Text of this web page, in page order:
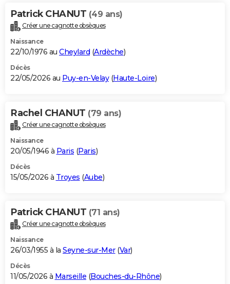
Patrick CHANUT (49 ans)
Créer une cagnotte obsèques
Naissance
22/10/1976 au Cheylard (Ardèche)
Décès
22/05/2026 au Puy-en-Velay(Haute-Loire)
Rachel CHANUT (79 ans)
Créer une cagnotte obsèques
Naissance
20/05/1946 à Paris (Paris)
Décès
15/05/2026 à Troyes (Aube)
Patrick CHANUT (71 ans)
Créer une cagnotte obsèques
Naissance
26/03/1955 à la Seyne-sur-Mer(Var)
Décès
11/05/2026 à Marseille (Bouches-du-Rhône)